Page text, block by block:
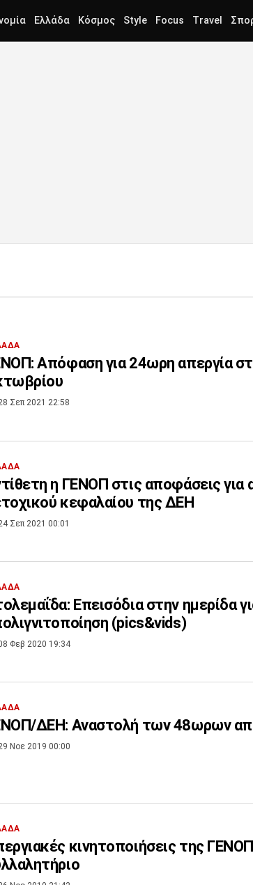
Ελλάδα Κόσμος Style Focus Travel
Απόφαση για 24ωρη απεργία
Σεπ 2021 22:58
η ΓΕΝΟΠ στις αποφάσεις για
κεφαλαίου της ΔΕΗ
Σεπ 2021 00:01
Επεισόδια στην ημερίδα
(pics&vids)
Φεβ 2020 19:34
ΔΕΗ: Αναστολή των 48ωρων
Νοε 2019 00:00
κινητοποιήσεις της